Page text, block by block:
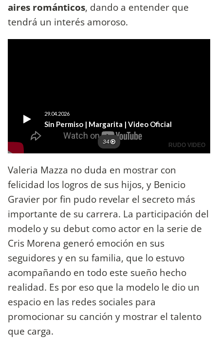
aires románticos, dando a entender que
tendrá un interés amoroso.
Valeria Mazza no duda en mostrar con
felicidad los logros de sus hijos, y Benicio
Gravier por fin pudo revelar el secreto más
importante de su carrera. La participación del
modelo y su debut como actor en la serie de
Cris Morena generó emoción en sus
seguidores y en su familia, que lo estuvo
acompañando en todo este sueño hecho
realidad. Es por eso que la modelo le dio un
espacio en las redes sociales para
promocionar su canción y mostrar el talento
que carga.